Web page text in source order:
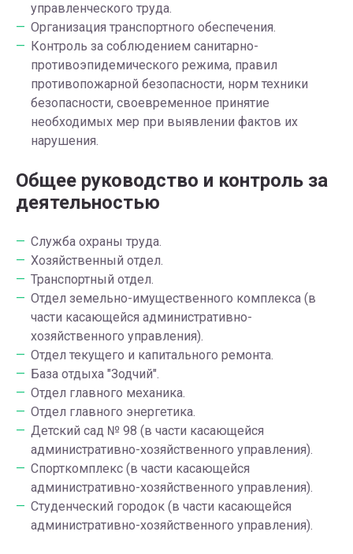
управленческого труда.
Организация транспортного обеспечения.
Контроль за соблюдением санитарно-
противоэпидемического режима, правил
противопожарной безопасности, норм техники
безопасности, своевременное принятие
необходимых мер при выявлении фактов их
нарушения.
Общее руководство и контроль за
деятельностью
Служба охраны труда.
Хозяйственный отдел.
Транспортный отдел.
Отдел земельно-имущественного комплекса (в
части касающейся административно-
хозяйственного управления).
Отдел текущего и капитального ремонта.
База отдыха "Зодчий".
Отдел главного механика.
Отдел главного энергетика.
Детский сад № 98 (в части касающейся
административно-хозяйственного управления).
Спорткомплекс (в части касающейся
административно-хозяйственного управления).
Студенческий городок (в части касающейся
административно-хозяйственного управления).